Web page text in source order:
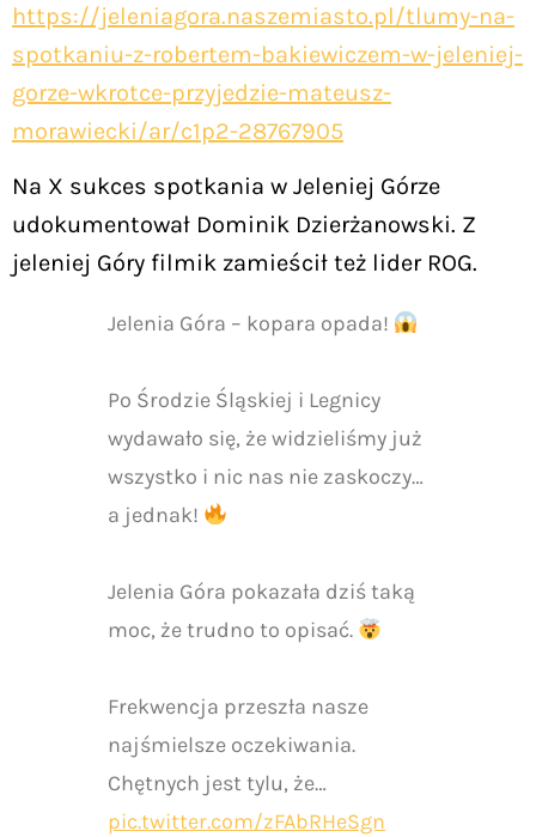
https://jeleniagora.naszemiasto.pl/tlumy-na-
spotkaniu-z-robertem-bakiewiczem-w-jeleniej-
gorze-wkrotce-przyjedzie-mateusz-
morawiecki/ar/c1p2-28767905
Na X sukces spotkania w Jeleniej Górze
udokumentował Dominik Dzierżanowski. Z
jeleniej Góry filmik zamieścił też lider ROG.
Jelenia Góra – kopara opada!
Po Środzie Śląskiej i Legnicy
wydawało się, że widzieliśmy już
wszystko i nic nas nie zaskoczy…
a jednak!
Jelenia Góra pokazała dziś taką
moc, że trudno to opisać.
Frekwencja przeszła nasze
najśmielsze oczekiwania.
Chętnych jest tylu, że…
pic.twitter.com/zFAbRHeSgn